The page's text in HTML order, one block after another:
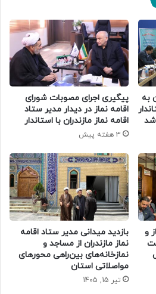
به
شد
پیگیری اجرای مصوبات شورای
اقامه نماز در دیدار مدیر ستاد
اقامه نماز مازندران با استاندار
3 هفته پیش
و
بازدید میدانی مدیر ستاد اقامه
نماز مازندران از مساجد و
نمازخانه‌های بین‌راهی محورهای
مواصلاتی استان
تیر 15, 1405